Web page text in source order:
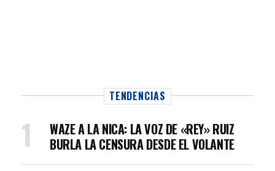
TENDENCIAS
WAZE A LA NICA: LA VOZ DE «REY» RUIZ
BURLA LA CENSURA DESDE EL VOLANTE